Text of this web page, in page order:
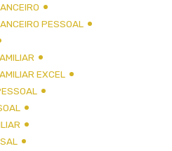
PESSOAL
EXCEL